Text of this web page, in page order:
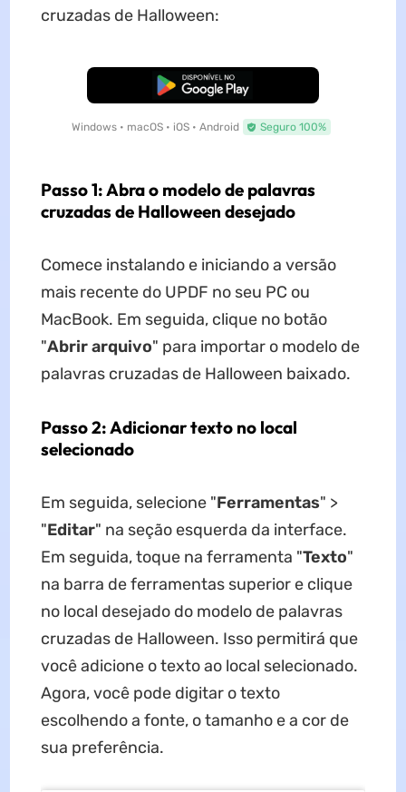
cruzadas de Halloween:
Baixar Grátis
Windows • macOS • iOS • Android Seguro 100%
Passo 1: Abra o modelo de palavras
cruzadas de Halloween desejado
Comece instalando e iniciando a versão
mais recente do UPDF no seu PC ou
MacBook. Em seguida, clique no botão
"Abrir arquivo" para importar o modelo de
palavras cruzadas de Halloween baixado.
Passo 2: Adicionar texto no local
selecionado
Em seguida, selecione "Ferramentas" >
"Editar" na seção esquerda da interface.
Em seguida, toque na ferramenta "Texto"
na barra de ferramentas superior e clique
no local desejado do modelo de palavras
cruzadas de Halloween. Isso permitirá que
você adicione o texto ao local selecionado.
Agora, você pode digitar o texto
escolhendo a fonte, o tamanho e a cor de
sua preferência.